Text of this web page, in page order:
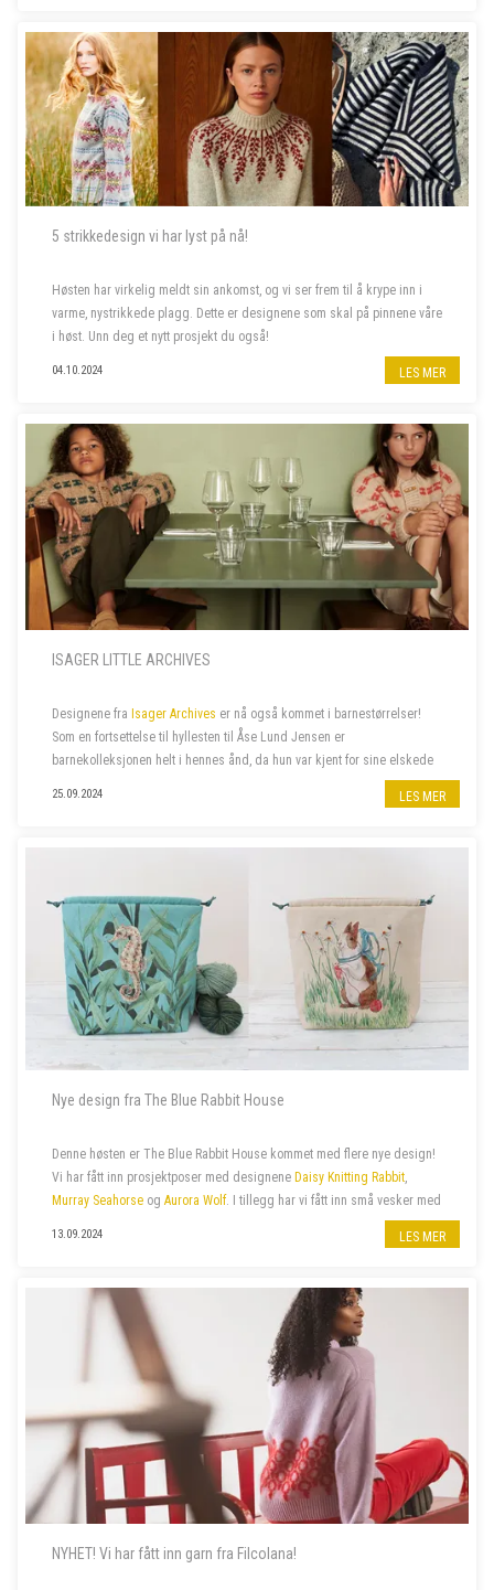
5 strikkedesign vi har lyst på nå!
Høsten har virkelig meldt sin ankomst, og vi ser frem til å krype inn i
varme, nystrikkede plagg. Dette er designene som skal på pinnene våre
i høst. Unn deg et nytt prosjekt du også!
04.10.2024 LES MER
ISAGER LITTLE ARCHIVES
Designene fra Isager Archives er nå også kommet i barnestørrelser!
Som en fortsettelse til hyllesten til Åse Lund Jensen er
barnekolleksjonen helt i hennes ånd, da hun var kjent for sine elskede
25.09.2024 LES MER
Nye design fra The Blue Rabbit House
Denne høsten er The Blue Rabbit House kommet med flere nye design!
Vi har fått inn prosjektposer med designene Daisy Knitting Rabbit
Murray Seahorse og Aurora Wolf. I tillegg har vi fått inn små vesker med
13.09.2024 LES MER
NYHET! Vi har fått inn garn fra Filcolana!